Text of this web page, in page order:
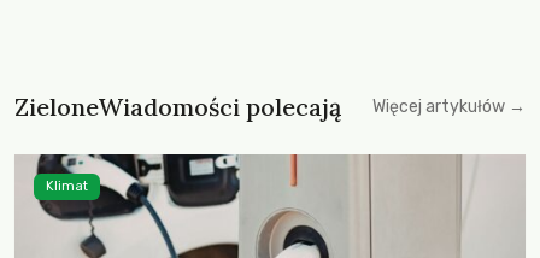
ZieloneWiadomości polecają Więcej artykułów →
Klimat